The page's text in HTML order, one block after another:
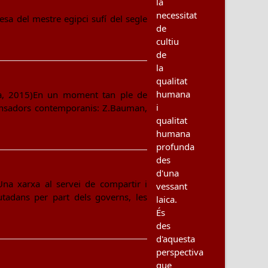
del mestre egipci sufí del segle
2015)En un moment tan ple de
contemporanis: Z.Bauman,
xarxa al servei de compartir i
per part dels governs, les
necessitat
de
cultiu
de
la
qualitat
humana
i
qualitat
humana
profunda
des
d'una
vessant
laica.
És
des
d'aquesta
perspectiva
que